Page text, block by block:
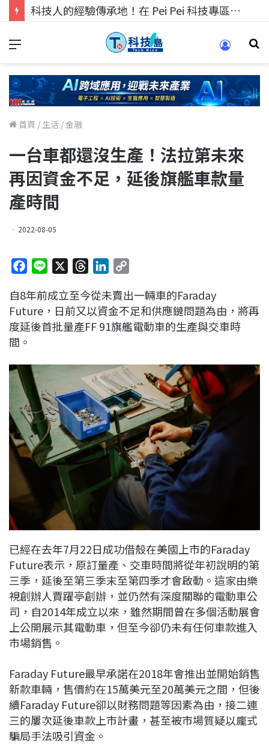
科技人的經驗傳承地！在 Pei Pei 科技專區，與學弟妹交流最硬核的技術
首頁 / 生活 /金融
一台車都還沒生產！法拉第未來
再因資金不足，延後旗艦車款量
產時間
2022-08-05
c
e
b
k
n
e
r
e
a
n
k
e
n
p
y
L
k
自8年前成立至今從未賣出一輛車的Faraday
Future，日前又以資金不足和供應鏈問題為由，將再
度延後首批量產FF 91旗艦電動車的生產與交車時
間。
已經在去年7月22日成功借殼在美國上市的Faraday
Future表示，原訂量產、交車時間將從年初說明的第
三季，延後至第三季末至第四季才會啟動。這家由樂
視創辦人賈躍亭創辦，並仍然有深度關聯的電動車公
司，自2014年成立以來，雖然期間曾在多個活動展會
上公開展示其電動車，但至今卻仍未有任何車款進入
市場銷售。
Faraday Future最早承諾在2018年會推出並開始銷售
新款車輛，售價約在15萬美元至20萬美元之間，但後
續Faraday Future卻以財務問題等因素為由，接二連
三的屢次延後車款上市計畫，甚至被市場質疑以龐式
騙局手法吸引資金。